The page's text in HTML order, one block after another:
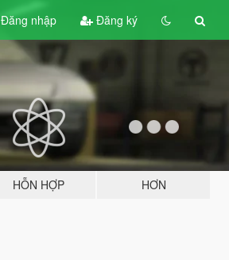
Đăng nhập Đăng ký
HỖN HỢP HƠN